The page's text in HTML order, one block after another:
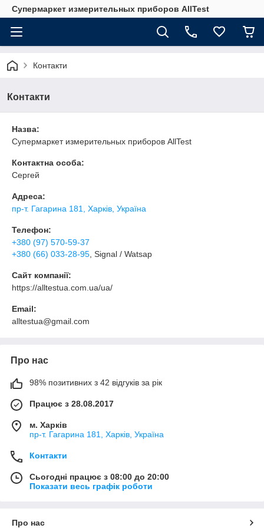
Супермаркет измерительных приборов AllTest
Контакти
Контакти
Назва:
Супермаркет измерительных приборов AllTest
Контактна особа:
Сергей
Адреса:
пр-т. Гагарина 181, Харків, Україна
Телефон:
+380 (97) 570-59-37
+380 (66) 033-28-95 , Signal / Watsap
Сайт компанії:
https://alltestua.com.ua/ua/
Email:
alltestua@gmail.com
Про нас
98% позитивних з 42 відгуків за рік
Працює з 28.08.2017
м. Харків
пр-т. Гагарина 181, Харків, Україна
Контакти
Сьогодні працює з 08:00 до 20:00
Показати весь графік роботи
Про нас